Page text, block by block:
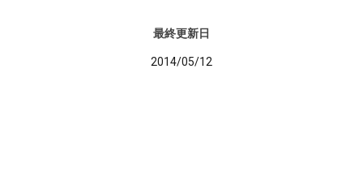
最終更新日
2014/05/12